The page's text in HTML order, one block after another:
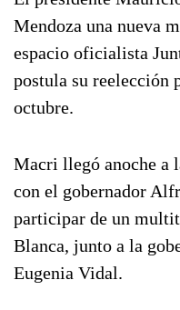
Mendoza una nueva
espacio oficialista
postula su reelección
octubre.
Macri llegó anoche a
con el gobernador
participar de un
Blanca, junto a la
Eugenia Vidal.